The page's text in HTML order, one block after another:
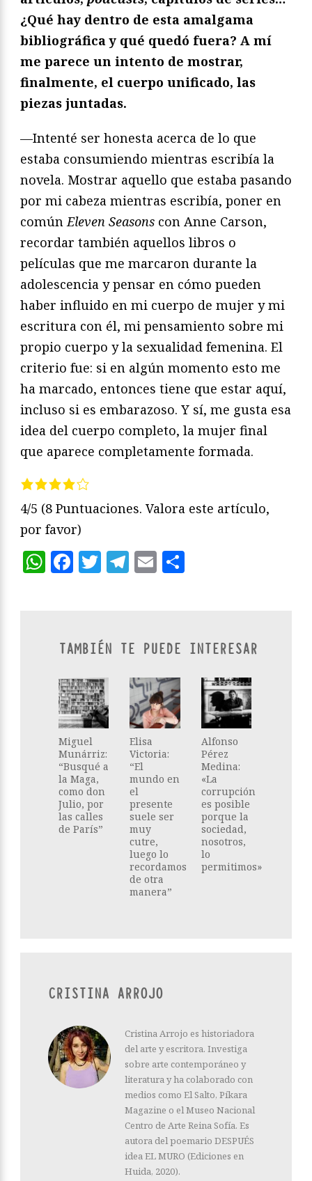
¿Qué hay dentro de esta amalgama
bibliográfica y qué quedó fuera? A mí
me parece un intento de mostrar,
finalmente, el cuerpo unificado, las
piezas juntadas.
—Intenté ser honesta acerca de lo que
estaba consumiendo mientras escribía la
novela. Mostrar aquello que estaba pasando
por mi cabeza mientras escribía, poner en
comúnEleven Seasons con Anne Carson,
recordar también aquellos libros o
películas que me marcaron durante la
adolescencia y pensar en cómo pueden
haber influido en mi cuerpo de mujer y mi
escritura con él, mi pensamiento sobre mi
propio cuerpo y la sexualidad femenina. El
criterio fue: si en algún momento esto me
ha marcado, entonces tiene que estar aquí,
incluso si es embarazoso. Y sí, me gusta esa
idea del cuerpo completo, la mujer final
que aparece completamente formada.
4/5 (8 Puntuaciones. Valora este artículo,
por favor)
WhatsApp
Facebook
Twitter
Telegram
Email
TAMBIÉN TE PUEDE INTERESAR
Miguel
Munárriz:
“Busqué a
la Maga,
como don
Julio, por
las calles
de París”
Elisa
Victoria:
“El
mundo en
el
presente
suele ser
muy
cutre,
luego lo
recordamos
de otra
manera”
Alfonso
Pérez
Medina:
«La
corrupción
es posible
porque la
sociedad,
nosotros,
lo
permitimos»
CRISTINA ARROJO
Cristina Arrojo es historiadora
del arte y escritora. Investiga
sobre arte contemporáneo y
literatura y ha colaborado con
medios como El Salto, Píkara
Magazine o el Museo Nacional
Centro de Arte Reina Sofía. Es
autora del poemario DESPUÉS
idea EL MURO (Ediciones en
Huida, 2020).